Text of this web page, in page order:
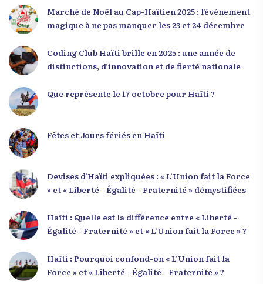
seconde intervention, « Jenès la ak responsablite l
», a souligné le lien indissociable entre potentiel et
responsabilité. Le Dr Volcy a invité les jeunes à
devenir des acteurs de transformation dans leurs
communautés, à investir dans leur formation et à
développer un leadership intègre. Appel à un
Marché de Noël au Cap-Haïtien 2025 : l’événement
magique à ne pas manquer les 23 et 24 décembre
Coding Club Haïti brille en 2025 : une année de
distinctions, d’innovation et de fierté nationale
Que représente le 17 octobre pour Haïti ?
Fêtes et Jours fériés en Haïti
Devises d’Haïti expliquées : « L’Union fait la Force
» et « Liberté - Égalité - Fraternité » démystifiées
Haïti : Quelle est la différence entre « Liberté -
Égalité - Fraternité » et « L’Union fait la Force » ?
Haïti : Pourquoi confond-on « L’Union fait la
Force » et « Liberté - Égalité - Fraternité » ?